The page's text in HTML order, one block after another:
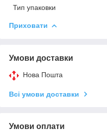
Тип упаковки
Приховати
Умови доставки
Нова Пошта
Всі умови доставки
Умови оплати